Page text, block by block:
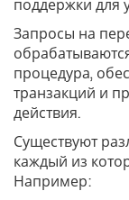
поддержки для
Запросы на
процедура,
транзакций и
действия.
Существуют
каждый из
Например: